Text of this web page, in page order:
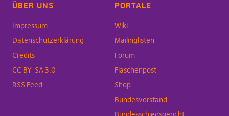
ÜBER UNS
Impressum
Datenschutzerklärung
Credits
CC BY-SA 3.0
RSS Feed
PORTALE
Wiki
Mailinglisten
Forum
Flaschenpost
Shop
Bundesvorstand